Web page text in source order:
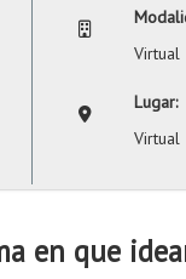
Virtual
Lugar:
Virtual
en que